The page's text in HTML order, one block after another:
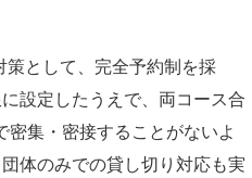
として、完全予約制を採
設定したうえで、両コース合
集・密接することがないよ
体のみでの貸し切り対応も実